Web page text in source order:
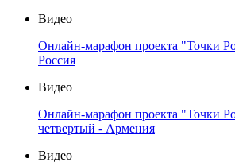
Видео
Онлайн-марафон проекта "Точки
Россия
Видео
Онлайн-марафон проекта "Точки
четвертый - Армения
Видео